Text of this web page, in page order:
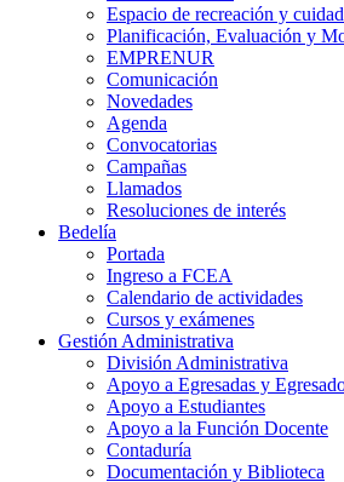
Espacio de recreación y
Planificación, Evaluación y
EMPRENUR
Comunicación
Novedades
Agenda
Convocatorias
Campañas
Llamados
Resoluciones de interés
Bedelía
Portada
Ingreso a FCEA
Calendario de actividades
Cursos y exámenes
Gestión Administrativa
División Administrativa
Apoyo a Egresadas y
Apoyo a Estudiantes
Apoyo a la Función Docente
Contaduría
Documentación y Biblioteca